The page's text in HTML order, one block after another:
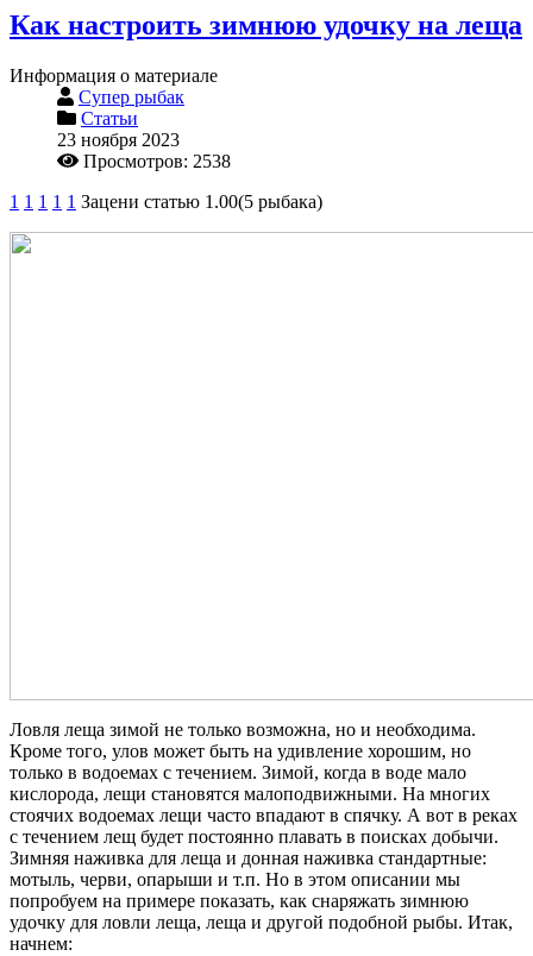
Как настроить зимнюю удочку на леща
Информация о материале
Супер рыбак
Статьи
23 ноября 2023
Просмотров: 2538
1 1 1 1 1 Зацени статью 1.00(5 рыбака)
Ловля леща зимой не только возможна, но и необходима.
Кроме того, улов может быть на удивление хорошим, но
только в водоемах с течением. Зимой, когда в воде мало
кислорода, лещи становятся малоподвижными. На многих
стоячих водоемах лещи часто впадают в спячку. А вот в реках
с течением лещ будет постоянно плавать в поисках добычи.
Зимняя наживка для леща и донная наживка стандартные:
мотыль, черви, опарыши и т.п. Но в этом описании мы
попробуем на примере показать, как снаряжать зимнюю
удочку для ловли леща, леща и другой подобной рыбы. Итак,
начнем: